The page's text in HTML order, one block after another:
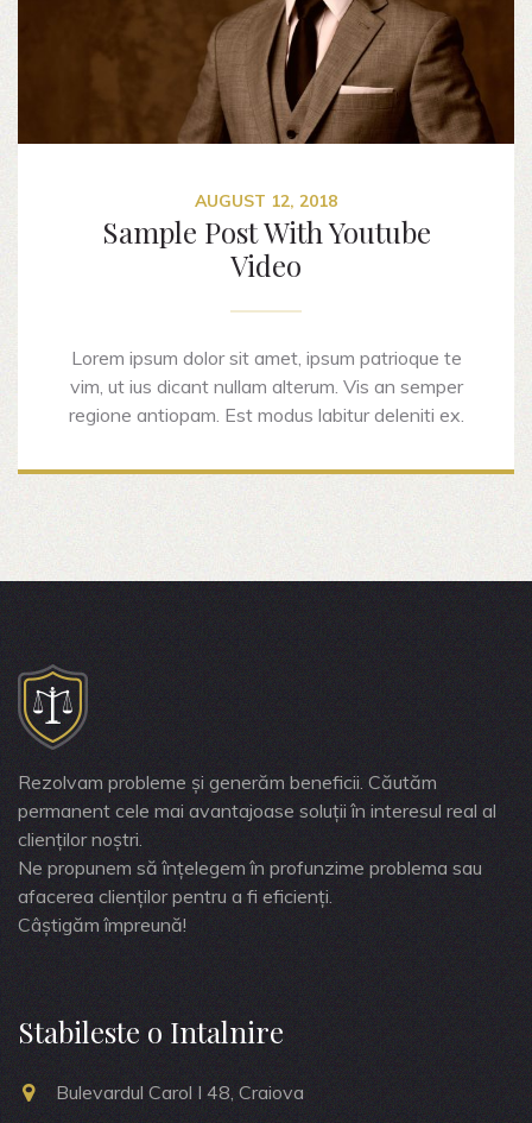
AUGUST 12, 2018
Sample Post With Youtube
Video
Lorem ipsum dolor sit amet, ipsum patrioque te
vim, ut ius dicant nullam alterum. Vis an semper
regione antiopam. Est modus labitur deleniti ex.
quot gubergren necessitatibus ne cum.
Rezolvam probleme și generăm beneficii. Căutăm
permanent cele mai avantajoase soluții în interesul real al
clienților noștri.
Ne propunem să înțelegem în profunzime problema sau
afacerea clienților pentru a fi eficienți.
Câștigăm împreună!
Stabileste o Intalnire
Bulevardul Carol I 48, Craiova